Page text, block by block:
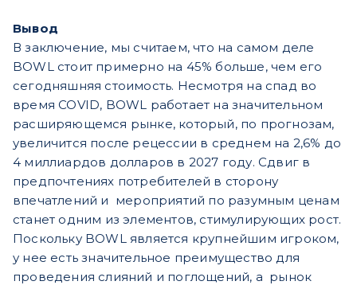
Вывод
В заключение, мы считаем, что на самом деле
BOWL стоит примерно на 45% больше, чем его
сегодняшняя стоимость. Несмотря на спад во
время COVID, BOWL работает на значительном
расширяющемся рынке, который, по прогнозам,
увеличится после рецессии в среднем на 2,6% до
4 миллиардов долларов в 2027 году. Сдвиг в
предпочтениях потребителей в сторону
впечатлений и мероприятий по разумным ценам
станет одним из элементов, стимулирующих рост.
Поскольку BOWL является крупнейшим игроком,
у нее есть значительное преимущество для
проведения слияний и поглощений, а рынок